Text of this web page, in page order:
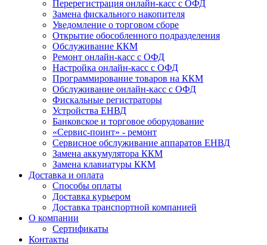
Перерегистрация онлайн-касс с ОФД
Замена фискального накопителя
Уведомление о торговом сборе
Открытие обособленного подразделения
Обслуживание ККМ
Ремонт онлайн-касс с ОФД
Настройка онлайн-касс с ОФД
Программирование товаров на ККМ
Обслуживание онлайн-касс с ОФД
Фискальные регистраторы
Устройства ЕНВД
Банковское и торговое оборудование
«Сервис-поинт» - ремонт
Сервисное обслуживание аппаратов ЕНВД
Замена аккумулятора ККМ
Замена клавиатуры ККМ
Доставка и оплата
Способы оплаты
Доставка курьером
Доставка транспортной компанией
О компании
Сертификаты
Контакты